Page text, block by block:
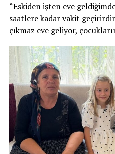
“Eskiden işten eve
saatlere kadar vakit
çıkmaz eve geliyor,